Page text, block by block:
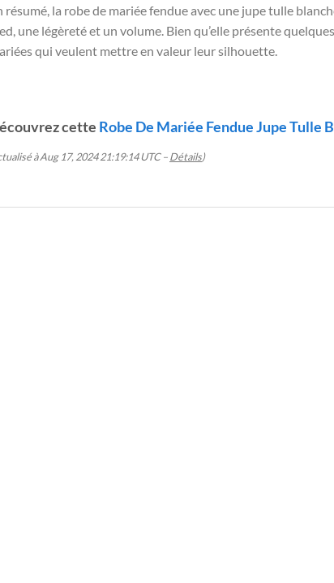
résumé, la robe de mariée fendue avec une jupe tulle
une légèreté et un volume. Bien qu’elle présente
qui veulent mettre en valeur leur silhouette.
cette Robe De Mariée Fendue Jupe Tulle
à Aug 17, 2024 21:19:14 UTC –Détails)